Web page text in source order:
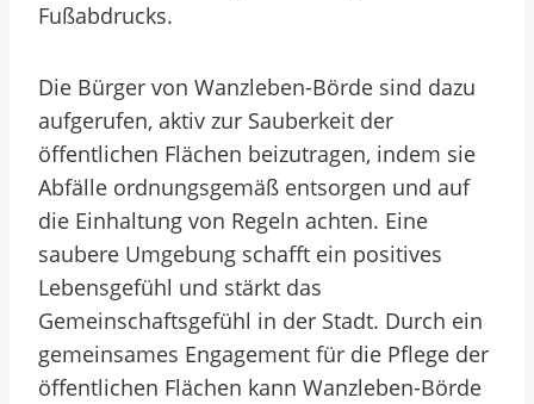
Fußabdrucks.
Die Bürger von Wanzleben-Börde sind dazu
aufgerufen, aktiv zur Sauberkeit der
öffentlichen Flächen beizutragen, indem sie
Abfälle ordnungsgemäß entsorgen und auf
die Einhaltung von Regeln achten. Eine
saubere Umgebung schafft ein positives
Lebensgefühl und stärkt das
Gemeinschaftsgefühl in der Stadt. Durch ein
gemeinsames Engagement für die Pflege der
öffentlichen Flächen kann Wanzleben-Börde